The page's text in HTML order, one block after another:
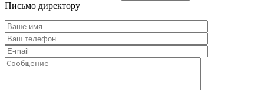
Письмо директору